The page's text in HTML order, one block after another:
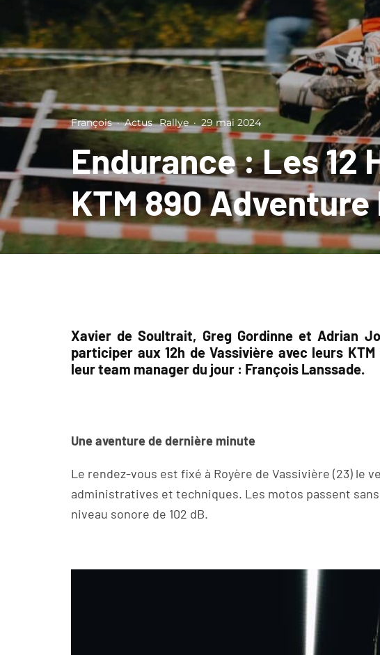
François · Actus Rallye · 29 mai 2024
Endurance : Les 12
KTM 890 Adventure
Xavier de Soultrait, Greg Gordinne et Adrian
participer aux 12h de Vassivière avec leurs
leur team manager du jour : François Lanssade.
Une aventure de dernière minute
Le rendez-vous est fixé à Royère de Vassivière (23) le
administratives et techniques. Les motos passent
niveau sonore de 102 dB.